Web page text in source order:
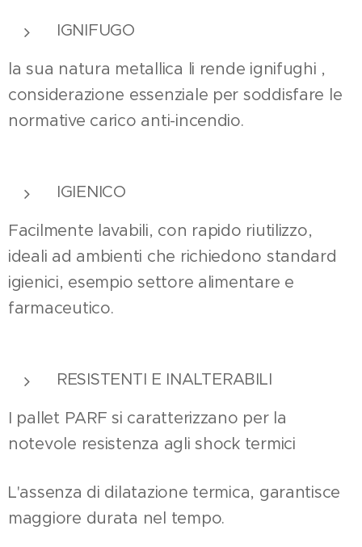
IGNIFUGO
la sua natura metallica li rende ignifughi ,
considerazione essenziale per soddisfare le
normative carico anti-incendio.
IGIENICO
Facilmente lavabili, con rapido riutilizzo,
ideali ad ambienti che richiedono standard
igienici, esempio settore alimentare e
farmaceutico.
RESISTENTI E INALTERABILI
I pallet PARF si caratterizzano per la
notevole resistenza agli shock termici
L'assenza di dilatazione termica, garantisce
maggiore durata nel tempo.